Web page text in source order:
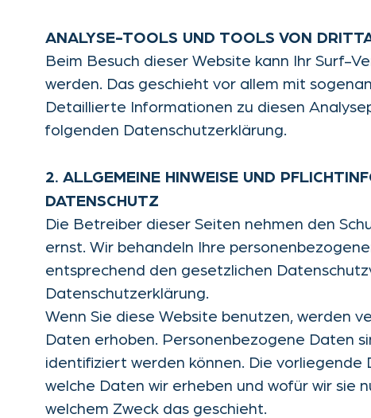
ANALYSE-TOOLS UND TOOLS VON DRITT
Beim Besuch dieser Website kann Ihr Surf-
werden. Das geschieht vor allem mit
Detaillierte Informationen zu diesen
folgenden Datenschutzerklärung.
2. ALLGEMEINE HINWEISE UND PFLICHT
DATENSCHUTZ
Die Betreiber dieser Seiten nehmen den
ernst. Wir behandeln Ihre
entsprechend den gesetzlichen
Datenschutzerklärung.
Wenn Sie diese Website benutzen, werden
Daten erhoben. Personenbezogene Daten
identifiziert werden können. Die
welche Daten wir erheben und wofür wir sie
welchem Zweck das geschieht.